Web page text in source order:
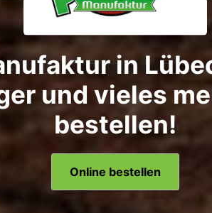
in
und vieles
bestellen!
Online bestellen